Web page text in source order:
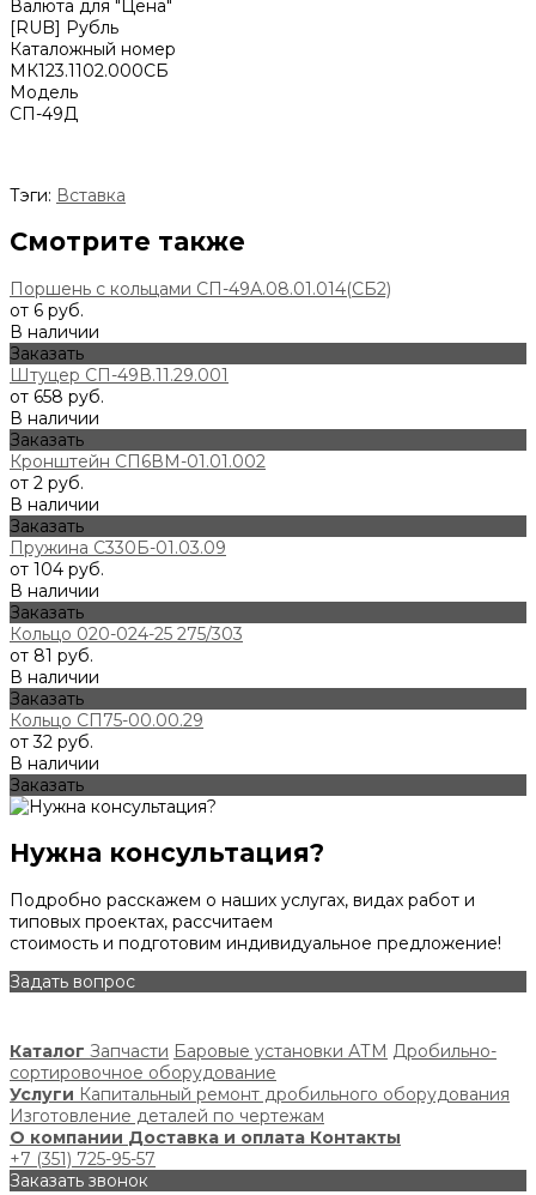
Валюта для "Цена"
[RUB] Рубль
Каталожный номер
МК123.1102.000СБ
Модель
СП-49Д
Тэги: Вставка
Смотрите также
Поршень с кольцами СП-49А.08.01.014(СБ2)
от 6 руб.
В наличии
Заказать
Штуцер СП-49В.11.29.001
от 658 руб.
В наличии
Заказать
Кронштейн СП6ВМ-01.01.002
от 2 руб.
В наличии
Заказать
Пружина С330Б-01.03.09
от 104 руб.
В наличии
Заказать
Кольцо 020-024-25 275/303
от 81 руб.
В наличии
Заказать
Кольцо СП75-00.00.29
от 32 руб.
В наличии
Заказать
Нужна консультация?
Подробно расскажем о наших услугах, видах работ и
типовых проектах, рассчитаем
стоимость и подготовим индивидуальное предложение!
Задать вопрос
Каталог Запчасти Баровые установки АТМ Дробильно-
сортировочное оборудование
Услуги Капитальный ремонт дробильного оборудования
Изготовление деталей по чертежам
О компании Доставка и оплата Контакты
+7 (351) 725-95-57
Заказать звонок